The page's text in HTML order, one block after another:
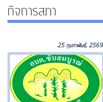
กิจการสภา
25 กุมภาพันธ์, 2569